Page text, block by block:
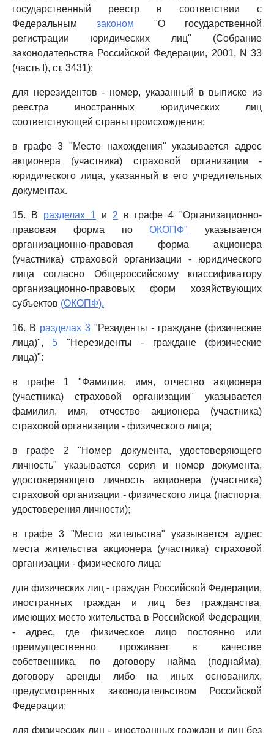
государственный реестр в соответствии с
Федеральнымзаконом "О государственной
регистрации юридических лиц" (Собрание
законодательства Российской Федерации, 2001, N 33
(часть I), ст. 3431);
для нерезидентов - номер, указанный в выписке из
реестра иностранных юридических лиц
соответствующей страны происхождения;
в графе 3 "Место нахождения" указывается адрес
акционера (участника) страховой организации -
юридического лица, указанный в его учредительных
документах.
15. В разделах 1 и 2 в графе 4 "Организационно-
правовая форма поОКОПФ" указывается
организационно-правовая форма акционера
(участника) страховой организации - юридического
лица согласно Общероссийскому классификатору
организационно-правовых форм хозяйствующих
субъектов (ОКОПФ).
16. В разделах 3 "Резиденты - граждане (физические
лица)", 5 "Нерезиденты - граждане (физические
лица)":
в графе 1 "Фамилия, имя, отчество акционера
(участника) страховой организации" указывается
фамилия, имя, отчество акционера (участника)
страховой организации - физического лица;
в графе 2 "Номер документа, удостоверяющего
личность" указывается серия и номер документа,
удостоверяющего личность акционера (участника)
страховой организации - физического лица (паспорта,
удостоверения личности);
в графе 3 "Место жительства" указывается адрес
места жительства акционера (участника) страховой
организации - физического лица:
для физических лиц - граждан Российской Федерации,
иностранных граждан и лиц без гражданства,
имеющих место жительства в Российской Федерации,
- адрес, где физическое лицо постоянно или
преимущественно проживает в качестве
собственника, по договору найма (поднайма),
договору аренды либо на иных основаниях,
предусмотренных законодательством Российской
Федерации;
для физических лиц - иностранных граждан и лиц без